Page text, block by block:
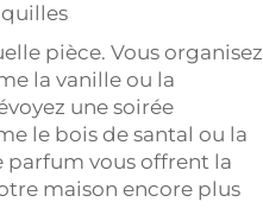
pièce. Vous organisez
la vanille ou la
une soirée
le bois de santal ou la
parfum vous offrent la
maison encore plus